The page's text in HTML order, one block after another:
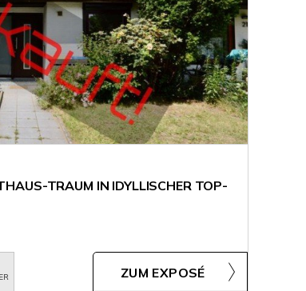
TRAUM IN IDYLLISCHER TOP-
ZUM EXPOSÉ